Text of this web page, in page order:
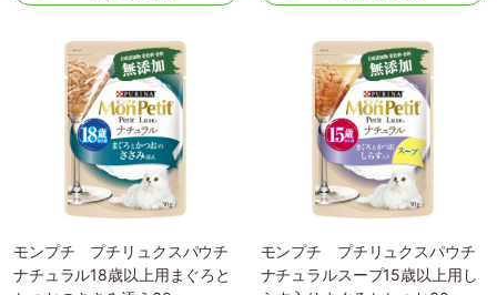
モンプチ プチリュクスパウチ
ナチュラル18歳以上用まぐろと
モンプチ プチリュクスパウチ
ナチュラルスープ15歳以上用し